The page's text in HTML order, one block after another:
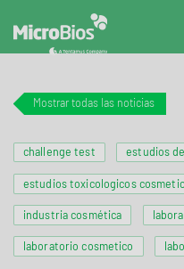
Mostrar todas las noticias
challenge test estudios
estudios toxicologicos
industria cosmética
laboratorio cosmetico